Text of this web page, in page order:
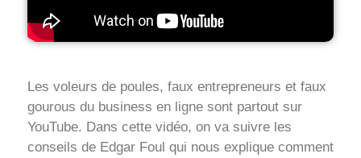
Les voleurs de poules, faux entrepreneurs et faux
gourous du business en ligne sont partout sur
YouTube. Dans cette vidéo, on va suivre les
conseils de Edgar Foul qui nous explique comment